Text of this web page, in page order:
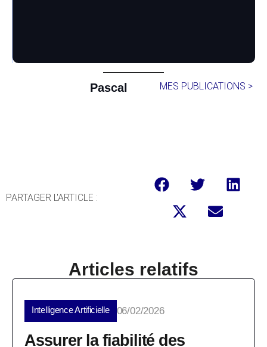
Pascal MES PUBLICATIONS >
PARTAGER L'ARTICLE :
Articles relatifs
Intelligence Artificielle 06/02/2026
Assurer la fiabilité des